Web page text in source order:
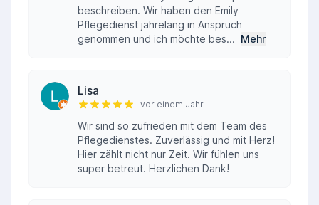
beschreiben. Wir haben den Emily
Pflegedienst jahrelang in Anspruch
genommen und ich möchte bes... Mehr
Lisa
vor einem Jahr
Wir sind so zufrieden mit dem Team des
Pflegedienstes. Zuverlässig und mit Herz!
Hier zählt nicht nur Zeit. Wir fühlen uns
super betreut. Herzlichen Dank!